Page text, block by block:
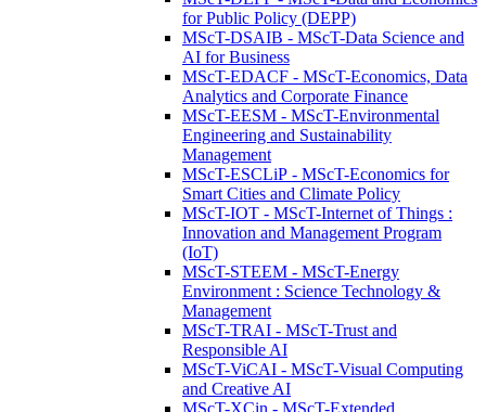
for Public Policy (DEPP)
MScT-DSAIB - MScT-Data Science and
AI for Business
MScT-EDACF - MScT-Economics, Data
Analytics and Corporate Finance
MScT-EESM - MScT-Environmental
Engineering and Sustainability
Management
MScT-ESCLiP - MScT-Economics for
Smart Cities and Climate Policy
MScT-IOT - MScT-Internet of Things :
Innovation and Management Program
(IoT)
MScT-STEEM - MScT-Energy
Environment : Science Technology &
Management
MScT-TRAI - MScT-Trust and
Responsible AI
MScT-ViCAI - MScT-Visual Computing
and Creative AI
MScT-XCin - MScT-Extended